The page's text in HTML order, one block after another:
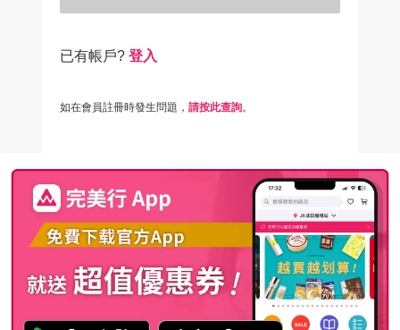
已有帳戶? 登入
如在會員註冊時發生問題， 請按此查詢。